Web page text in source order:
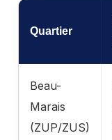
Quartier
Beau-
Marais
(ZUP/ZUS)